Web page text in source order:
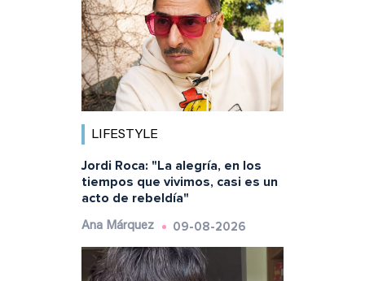
LIFESTYLE
Jordi Roca: "La alegría, en los
tiempos que vivimos, casi es un
acto de rebeldía"
Ana Márquez 09-08-2026